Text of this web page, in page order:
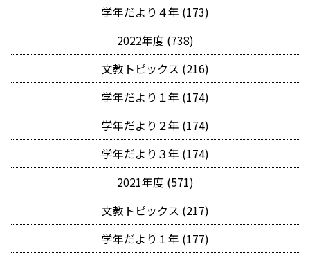
学年だより４年 (173)
2022年度 (738)
文教トピックス (216)
学年だより１年 (174)
学年だより２年 (174)
学年だより３年 (174)
2021年度 (571)
文教トピックス (217)
学年だより１年 (177)